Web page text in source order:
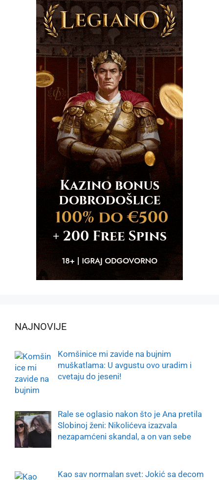
NAJNOVIJE
Komšinice mi zavide na bujnim
muškatlama: U avgustu ovo uradim i
cvetaju do jeseni!
Rale se oglasio nakon što je Ana pretila
Slobinoj ženi: Nikolićeva izazvala
nezapamćeni skandal, a on van sebe
Kao sav normalan svet: Jokić sa decom